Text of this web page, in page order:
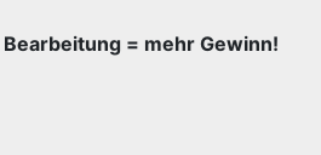
= mehr Gewinn!